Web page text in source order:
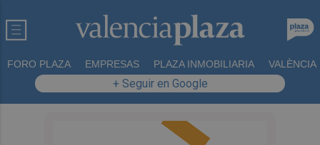
FORO PLAZA EMPRESAS PLAZA INMOBILIARIA VALÈNCIA
+ Seguir en Google